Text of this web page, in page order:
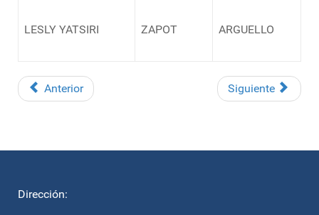
LESLY YATSIRI ZAPOT ARGUELLO
Anterior Siguiente
Dirección: